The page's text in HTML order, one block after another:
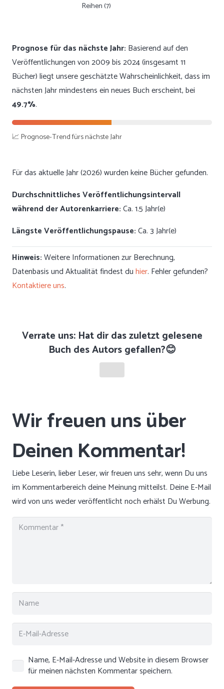
Reihen (7)
Prognose für das nächste Jahr: Basierend auf den
Veröffentlichungen von 2009 bis 2024 (insgesamt 11
Bücher) liegt unsere geschätzte Wahrscheinlichkeit, dass im
nächsten Jahr mindestens ein neues Buch erscheint, bei
49.7%.
📈 Prognose-Trend fürs nächste Jahr
Für das aktuelle Jahr (2026) wurden keine Bücher gefunden.
Durchschnittliches Veröffentlichungsintervall
während der Autorenkarriere:Ca. 1.5 Jahr(e)
Längste Veröffentlichungspause:Ca. 3 Jahr(e)
Hinweis:Weitere Informationen zur Berechnung,
Datenbasis und Aktualität findest duhier. Fehler gefunden?
Kontaktiere uns.
Verrate uns: Hat dir das zuletzt gelesene
Buch des Autors gefallen?😊
Liebe Leserin, lieber Leser, wir freuen uns sehr, wenn Du uns
im Kommentarbereich deine Meinung mitteilst. Deine E-Mail
wird von uns weder veröffentlicht noch erhälst Du Werbung.
Name, E-Mail-Adresse und Website in diesem Browser
für meinen nächsten Kommentar speichern.